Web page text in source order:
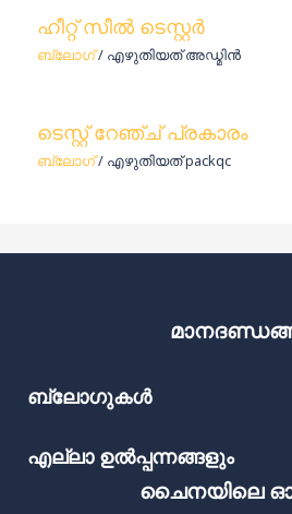
ഹീറ്റ് സീൽ ടെസ്റ്റർ
ബ്ലോഗ്/ എഴുതിയത്അഡ്മിൻ
ടെസ്റ്റ് റേഞ്ച് പ്രകാരം
ബ്ലോഗ്/ എഴുതിയത്packqc
ബ്ലോഗുകൾ
എല്ലാ ഉൽപ്പന്നങ്ങളും
ചൈനയിലെ